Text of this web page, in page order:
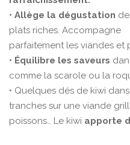
• Allège la dégustation
plats riches. Accompagne
parfaitement les viandes et
• Équilibre les saveurs
comme la scarole ou la
• Quelques dés de kiwi
tranches sur une viande
poissons… Le kiwi apporte